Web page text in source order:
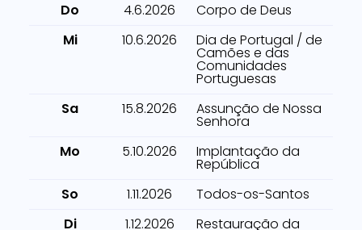
Do
4.6.2026
Corpo de Deus
Mi
10.6.2026 Dia de Portugal / de
Camões e das
Comunidades
Portuguesas
Sa
15.8.2026 Assunção de Nossa
Senhora
Mo
5.10.2026 Implantação da
República
So
1.11.2026
Todos-os-Santos
Di
1.12.2026 Restauração da